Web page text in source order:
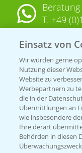
T. +49
KONTAKT
Hilfe in
T.+49
Einsatz von
Wir würden gerne
Nutzung dieser
Website zu
Werbepartnern zu
die in der
Übermittlungen an
wie insbesondere
Ihre derart
Behörden in diesen